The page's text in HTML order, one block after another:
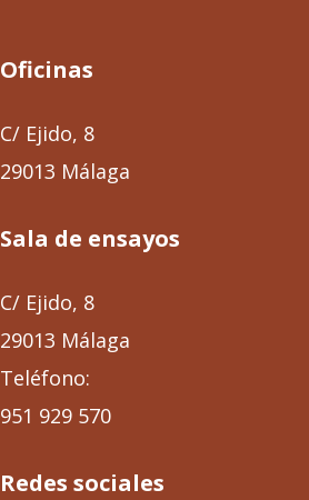
Oficinas
C/ Ejido, 8
29013 Málaga
Sala de ensayos
C/ Ejido, 8
29013 Málaga
Teléfono:
951 929 570
Redes sociales